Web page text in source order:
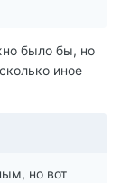
было бы, но
иное
но вот